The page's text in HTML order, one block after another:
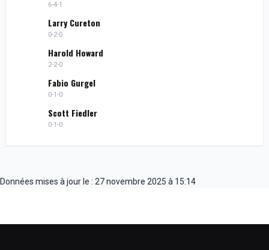
6-4-1
Larry Cureton
0-2-0
Harold Howard
2-2-0
Fabio Gurgel
0-1-0
Scott Fiedler
0-1-0
Données mises à jour le : 27 novembre 2025 à 15:14